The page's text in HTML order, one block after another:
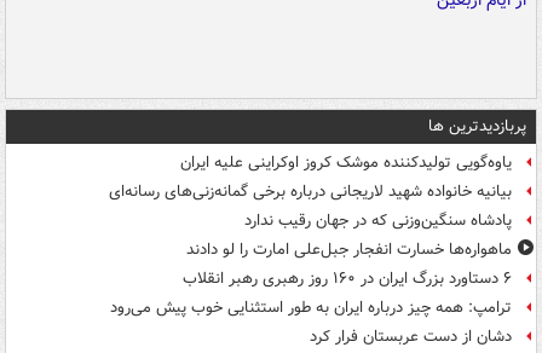
پربازدیدترین ها
یاوه‌گویی تولیدکننده موشک کروز اوکراینی علیه ایران
بیانیه خانواده شهید لاریجانی درباره برخی گمانه‌زنی‌های رسانه‌ای
پادشاه سنگین‌وزنی که در جهان رقیب ندارد
ماهواره‌ها خسارت انفجار جبل‌علی امارت را لو دادند
۶ دستاورد بزرگ ایران در ۱۶۰ روز رهبری رهبر انقلاب
ترامپ: همه چیز درباره ایران به طور استثنایی خوب پیش می‌رود
دشان از دست عربستان فرار کرد